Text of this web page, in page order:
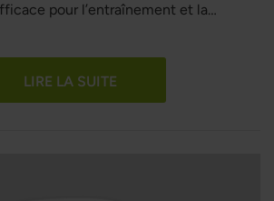
pour l’entraînement et la
est la suivante : quelle quantité de
? Ici, nous examinons de plus près
LIRE LA SUITE